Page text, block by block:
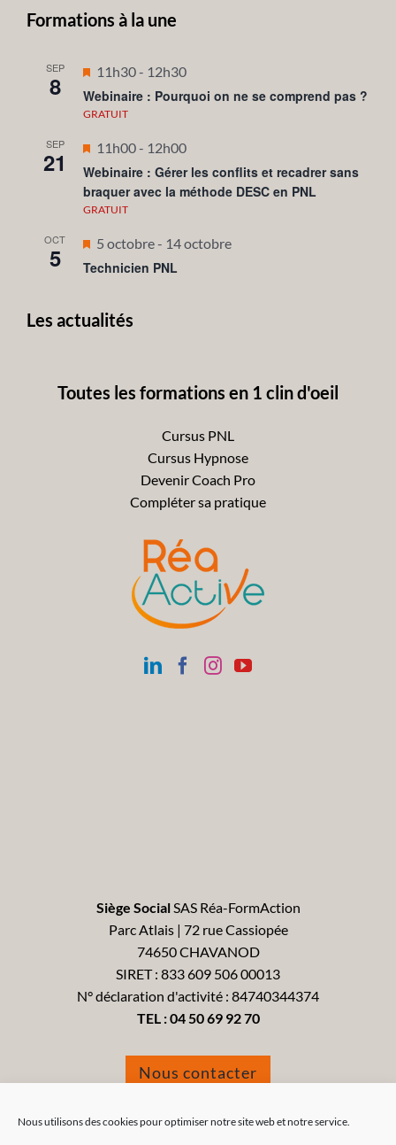
Nous utilisons des cookies pour optimiser notre site web et notre service.
Formations à la une
SEP
8
Mis
en
avant
11h30- 12h30
Webinaire : Pourquoi on ne se comprend pas ?
GRATUIT
SEP
21
Mis
en
avant
11h00- 12h00
Webinaire : Gérer les conflits et recadrer sans
braquer avec la méthode DESC en PNL
GRATUIT
OCT
5
Mis
en
5 octobre- 14 octobre
Technicien PNL
Les actualités
Toutes les formations en 1 clin d'oeil
Cursus PNL
Cursus Hypnose
Devenir Coach Pro
Compléter sa pratique
Siège SocialSAS Réa-FormAction
Parc Atlais | 72 rue Cassiopée
74650 CHAVANOD
SIRET : 833 609 506 00013
N° déclaration d'activité : 84740344374
TEL :04 50 69 92 70
Nous contacter